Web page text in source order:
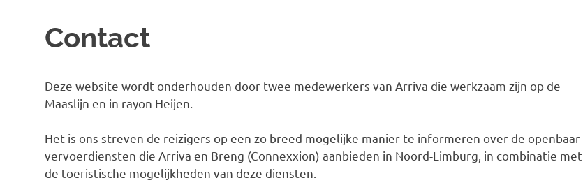
Contact
Deze website wordt onderhouden door twee medewerkers van Arriva die werkzaam zijn op de
Maaslijn en in rayon Heijen.
Het is ons streven de reizigers op een zo breed mogelijke manier te informeren over de openbaar
vervoerdiensten die Arriva en Breng (Connexxion) aanbieden in Noord-Limburg, in combinatie met
de toeristische mogelijkheden van deze diensten.